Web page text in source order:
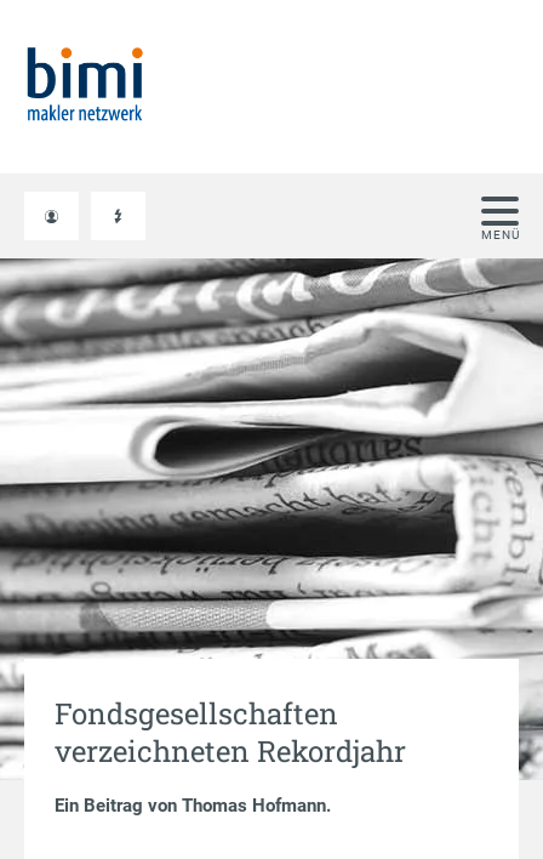
Fondsgesellschaften
verzeichneten Rekordjahr
Ein Beitrag von Thomas Hofmann.